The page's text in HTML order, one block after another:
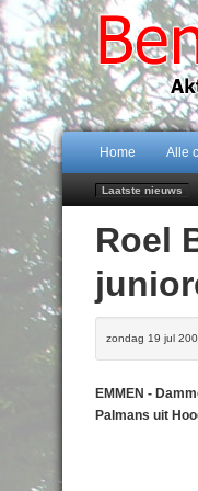
Home Alle
Laatste nieuws
Roel
zondag 19 jul
EMMEN -
Palmans uit